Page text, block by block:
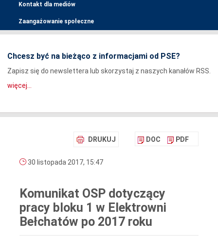
Kontakt dla mediów
Zaangażowanie społeczne
Chcesz być na bieżąco z informacjami od PSE?
Zapisz się do newslettera lub skorzystaj z naszych kanałów RSS.
więcej...
DRUKUJ DOC PDF
30 listopada 2017, 15:47
Komunikat OSP dotyczący
pracy bloku 1 w Elektrowni
Bełchatów po 2017 roku